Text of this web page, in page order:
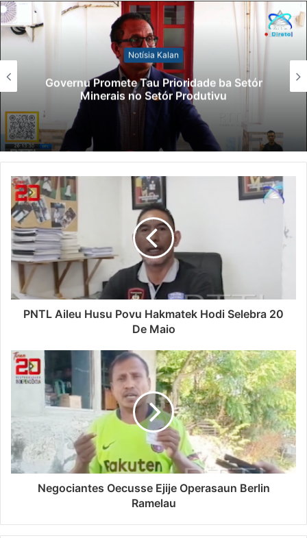
Notísia Kalan
Governu Promete Tau Prioridade ba Setór
Minerais no Setór Produtivu
PNTL Aileu Husu Povu Hakmatek Hodi Selebra 20
De Maio
Negociantes Oecusse Ejije Operasaun Berlin
Ramelau